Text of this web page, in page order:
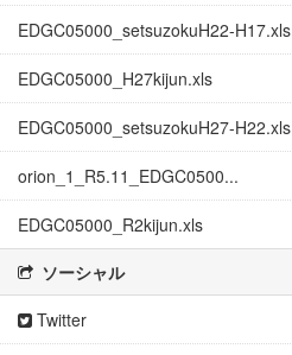
EDGC05000_setsuzokuH22-H17.xls
EDGC05000_H27kijun.xls
EDGC05000_setsuzokuH27-H22.xls
orion_1_R5.11_EDGC0500...
EDGC05000_R2kijun.xls
ソーシャル
Twitter